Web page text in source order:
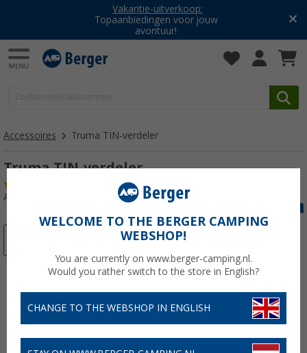
Vakantie-uitverkoop:
Topaanbiedingen voor jouw
avontuur!
Accessoires Truma TIN-verdeler
Truma TIN-verdeler
Artikelnr: 255970
WELCOME TO THE BERGER CAMPING
WEBSHOP!
You are currently on www.berger-camping.nl.
Would you rather switch to the store in English?
CHANGE TO THE WEBSHOP IN ENGLISH